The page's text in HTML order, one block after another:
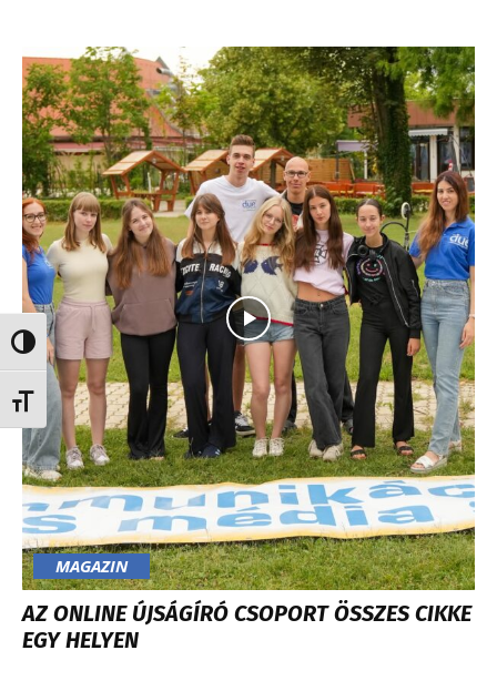
Nagy kontraszt váltása
Betűméret váltása
MAGAZIN
AZ ONLINE ÚJSÁGÍRÓ CSOPORT ÖSSZES CIKKE
EGY HELYEN